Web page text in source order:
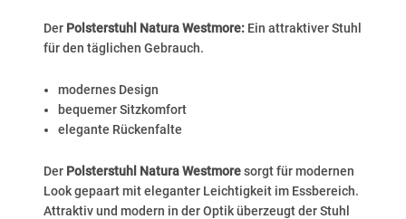
Der Polsterstuhl Natura Westmore: Ein attraktiver Stuhl
für den täglichen Gebrauch.
modernes Design
bequemer Sitzkomfort
elegante Rückenfalte
Der Polsterstuhl Natura Westmoresorgt für modernen
Look gepaart mit eleganter Leichtigkeit im Essbereich.
Attraktiv und modern in der Optik überzeugt der Stuhl